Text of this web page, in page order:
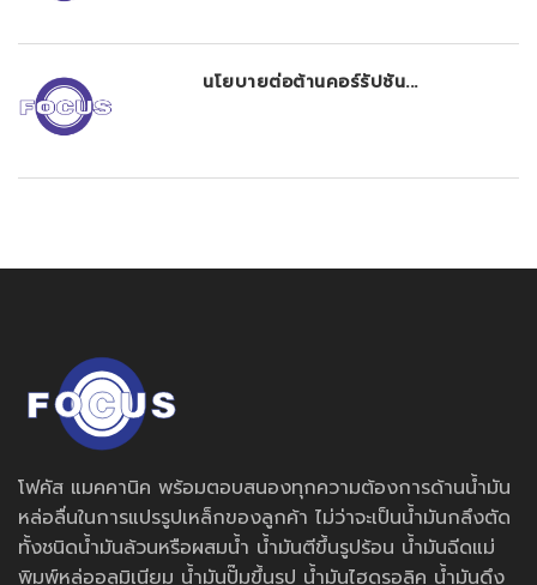
นโยบายต่อต้านคอร์รัปชัน...
โฟคัส แมคคานิค พร้อมตอบสนองทุกความต้องการด้านน้ำมัน
หล่อลื่นในการแปรรูปเหล็กของลูกค้า ไม่ว่าจะเป็นน้ำมันกลึงตัด
ทั้งชนิดน้ำมันล้วนหรือผสมน้ำ น้ำมันตีขึ้นรูปร้อน น้ำมันฉีดแม่
พิมพ์หล่ออลูมิเนียม น้ำมันปั๊มขึ้นรูป น้ำมันไฮดรอลิค น้ำมันดึง